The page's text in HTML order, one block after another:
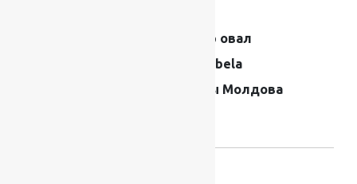
Ковер овал
Moldabela
Ковры Молдова